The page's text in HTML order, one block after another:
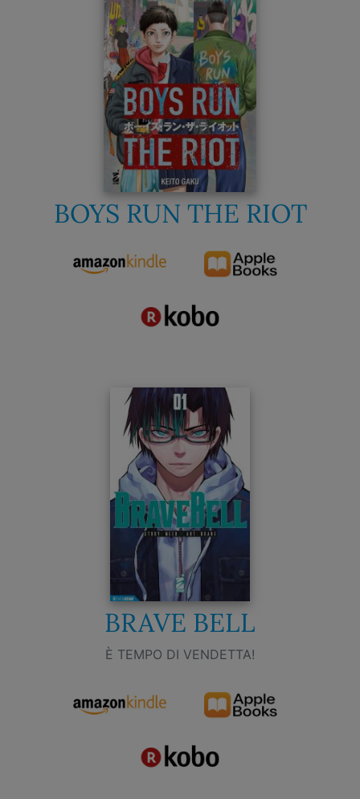
BOYS RUN THE RIOT
BRAVE BELL
È TEMPO DI VENDETTA!